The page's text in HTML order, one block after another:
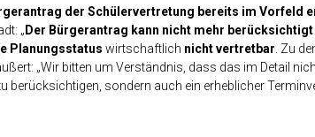
der Schülervertretung bereits im Vorfeld
„ Der Bürgerantrag kann nicht mehr berücksichtigt
Planungsstatus wirtschaftlich nicht vertretbar . Zu
„Wir bitten um Verständnis, dass das im Detail
berücksichtigen, sondern auch ein erheblicher